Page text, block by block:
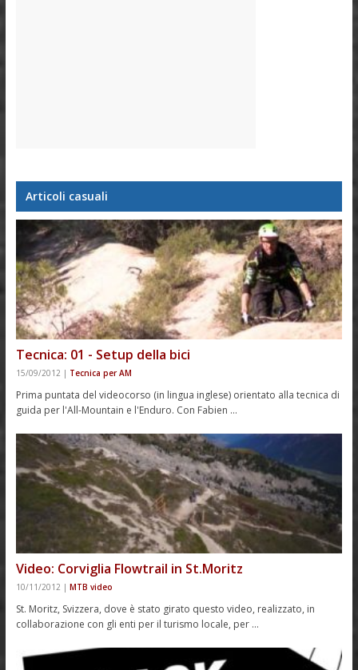
Articoli casuali
Tecnica: 01 - Setup della bici
15/09/2012 | Tecnica per AM
Prima puntata del videocorso (in lingua inglese) orientato alla tecnica di
guida per l'All-Mountain e l'Enduro. Con Fabien …
Video: Corviglia Flowtrail in St.Moritz
10/11/2012 | MTB video
St. Moritz, Svizzera, dove è stato girato questo video, realizzato, in
collaborazione con gli enti per il turismo locale, per …